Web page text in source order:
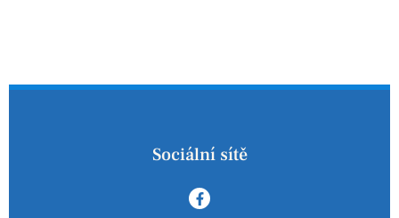
Sociální sítě